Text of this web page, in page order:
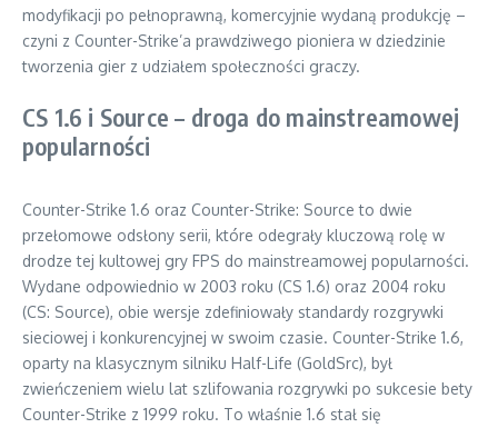
modyfikacji po pełnoprawną, komercyjnie wydaną produkcję –
czyni z Counter-Strike’a prawdziwego pioniera w dziedzinie
tworzenia gier z udziałem społeczności graczy.
CS 1.6 i Source – droga do mainstreamowej
popularności
Counter-Strike 1.6 oraz Counter-Strike: Source to dwie
przełomowe odsłony serii, które odegrały kluczową rolę w
drodze tej kultowej gry FPS do mainstreamowej popularności.
Wydane odpowiednio w 2003 roku (CS 1.6) oraz 2004 roku
(CS: Source), obie wersje zdefiniowały standardy rozgrywki
sieciowej i konkurencyjnej w swoim czasie. Counter-Strike 1.6,
oparty na klasycznym silniku Half-Life (GoldSrc), był
zwieńczeniem wielu lat szlifowania rozgrywki po sukcesie bety
Counter-Strike z 1999 roku. To właśnie 1.6 stał się